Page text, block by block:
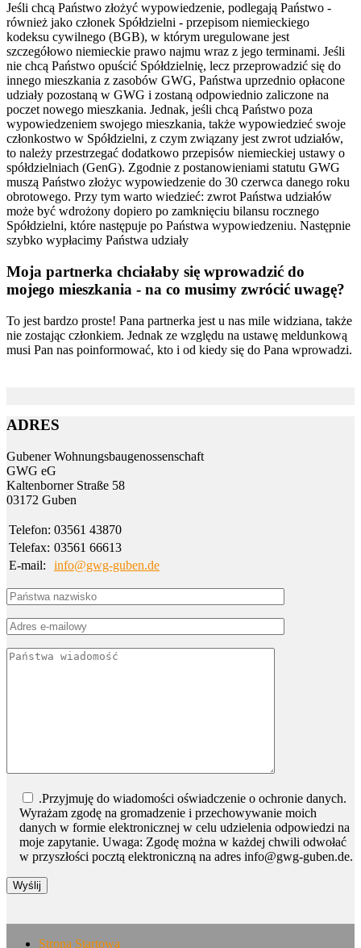
Jeśli chcą Państwo złożyć wypowiedzenie, podlegają Państwo -
również jako członek Spółdzielni - przepisom niemieckiego
kodeksu cywilnego (BGB), w którym uregulowane jest
szczegółowo niemieckie prawo najmu wraz z jego terminami. Jeśli
nie chcą Państwo opuścić Spółdzielnię, lecz przeprowadzić się do
innego mieszkania z zasobów GWG, Państwa uprzednio opłacone
udziały pozostaną w GWG i zostaną odpowiednio zaliczone na
poczet nowego mieszkania. Jednak, jeśli chcą Państwo poza
wypowiedzeniem swojego mieszkania, także wypowiedzieć swoje
członkostwo w Spółdzielni, z czym związany jest zwrot udziałów,
to należy przestrzegać dodatkowo przepisów niemieckiej ustawy o
spółdzielniach (GenG). Zgodnie z postanowieniami statutu GWG
muszą Państwo złożyc wypowiedzenie do 30 czerwca danego roku
obrotowego. Przy tym warto wiedzieć: zwrot Państwa udziałów
może być wdrożony dopiero po zamknięciu bilansu rocznego
Spółdzielni, które następuje po Państwa wypowiedzeniu. Następnie
szybko wypłacimy Państwa udziały
Moja partnerka chciałaby się wprowadzić do
mojego mieszkania - na co musimy zwrócić uwagę?
To jest bardzo proste! Pana partnerka jest u nas mile widziana, także
nie zostając członkiem. Jednak ze względu na ustawę meldunkową
musi Pan nas poinformować, kto i od kiedy się do Pana wprowadzi.
ADRES
Gubener Wohnungs­bau­genossen­schaft
GWG eG
Kalten­borner Straße 58
03172 Guben
Telefon: 03561 43870
Telefax: 03561 66613
E-mail:
info@gwg-guben.de
Bitte lasse dieses Feld leer.
.Przyjmuję do wiadomości oświadczenie o ochronie danych.
Wyrażam zgodę na gromadzenie i przechowywanie moich
danych w formie elektronicznej w celu udzielenia odpowiedzi na
moje zapytanie. Uwaga: Zgodę można w każdej chwili odwołać
w przyszłości pocztą elektroniczną na adres info@gwg-guben.de.
Strona Startowa